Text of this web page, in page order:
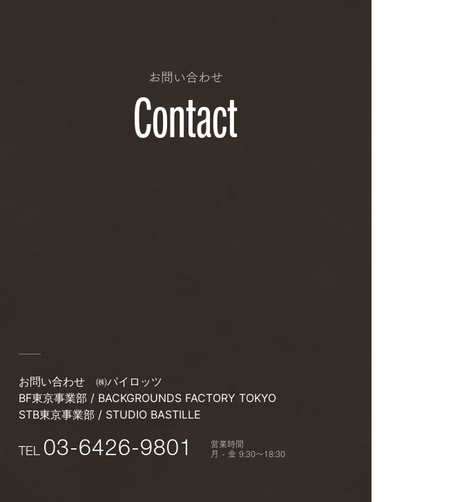
お問い合わせ
Contact
お問い合わせ
㈱パイロッツ
BF東京事業部 / BACKGROUNDS FACTORY TOKYO
STB東京事業部 / STUDIO BASTILLE
TEL 03-6426-9801 営業時間
月 - 金 9:30〜18:30